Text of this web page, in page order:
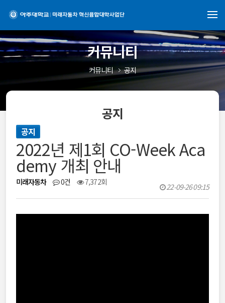
커뮤니티
커뮤니티 공지
공지
공지
2022년 제1회 CO-Week Aca
demy 개최 안내
미래자동차 0건 7,372회 22-09-26 09:15